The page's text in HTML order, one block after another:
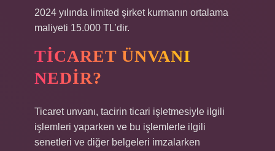
2024 yılında limited şirket kurmanın ortalama
maliyeti 15.000 TL’dir.
TICARET ÜNVANI
NEDIR?
Ticaret unvanı, tacirin ticari işletmesiyle ilgili
işlemleri yaparken ve bu işlemlerle ilgili
senetleri ve diğer belgeleri imzalarken